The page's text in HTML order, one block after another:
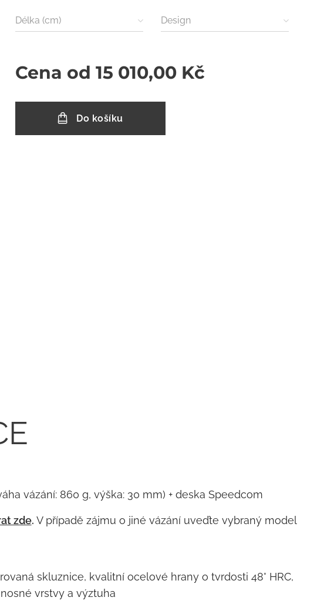
Délka (cm) Design
Cena od15 010,00 Kč
Do košíku
vázání: 860 g, výška: 30 mm) + deska Speedcom
zde. V případě zájmu o jiné vázání uveďte vybraný model
skluznice, kvalitní ocelové hrany o tvrdosti 48° HRC,
vrstvy a výztuha